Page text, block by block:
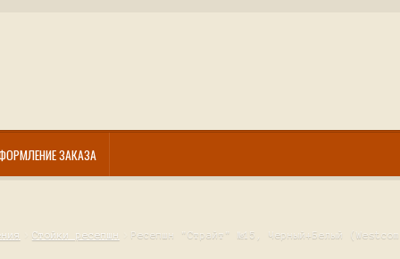
ЗАКАЗА
Стойки ресепшн Ресепшн "Страйт" №15, Черный+Белый